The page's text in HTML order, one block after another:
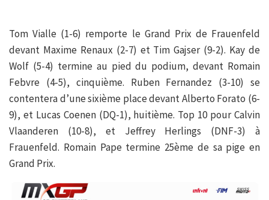
Tom Vialle (1-6) remporte le Grand Prix de Frauenfeld
devant Maxime Renaux (2-7) et Tim Gajser (9-2). Kay de
Wolf (5-4) termine au pied du podium, devant Romain
Febvre (4-5), cinquième. Ruben Fernandez (3-10) se
contentera d’une sixième place devant Alberto Forato (6-
9), et Lucas Coenen (DQ-1), huitième. Top 10 pour Calvin
Vlaanderen (10-8), et Jeffrey Herlings (DNF-3) à
Frauenfeld. Romain Pape termine 25ème de sa pige en
Grand Prix.